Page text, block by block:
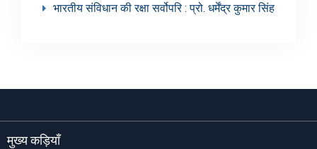
भारतीय संविधान की रक्षा सर्वोपरि : प्रो. धर्मेंद्र कुमार सिंह
मुख्य कड़ियाँ